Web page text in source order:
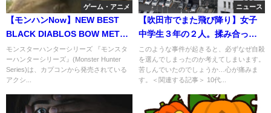
ゲーム・アニメ
【モンハンNow】NEW BEST
BLACK DIABLOS BOW META
BUILDS!
モンスターハンターシリーズ 『モンスタ
ーハンターシリーズ』(Monster Hunter
Series)は、カプコンから発売されている
アクシ...
ニュース
【吹田市でまた飛び降り】女子
中学生３年の２人。揉み合って
転落？名前は？学校は？？手書
きの遺書の内容が稚拙すぎｗ
このような事件が起きると、必ずなぜ自殺
を選んでしまったのか考えてしまいます。
苦しんでいたのでしょうか…心が痛みま
す。＜関連する記事＞ 10代...